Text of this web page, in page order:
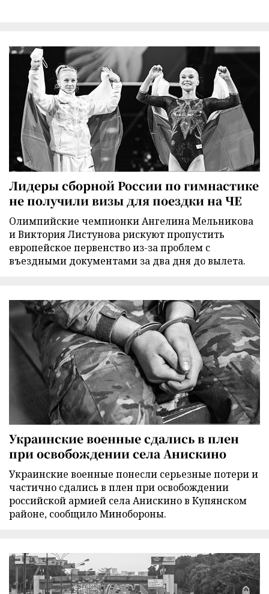
Лидеры сборной России по гимнастике
не получили визы для поездки на ЧЕ
Олимпийские чемпионки Ангелина Мельникова
и Виктория Листунова рискуют пропустить
европейское первенство из-за проблем с
въездными документами за два дня до вылета.
Украинские военные сдались в плен
при освобождении села Анискино
Украинские военные понесли серьезные потери и
частично сдались в плен при освобождении
российской армией села Анискино в Купянском
районе, сообщило Минобороны.